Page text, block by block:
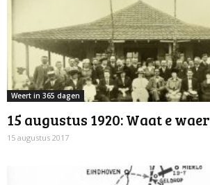
Weert in 365 dagen
15 augustus 1920: Waat e waer
15 augustus 2017